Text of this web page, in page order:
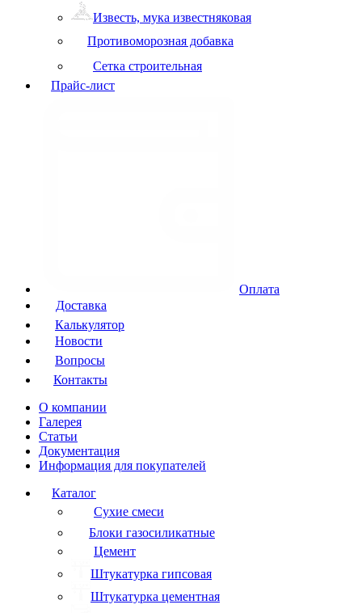
Известь, мука известняковая
Противоморозная добавка
Сетка строительная
Прайс-лист
Оплата
Доставка
Калькулятор
Новости
Вопросы
Контакты
О компании
Галерея
Статьи
Документация
Информация для покупателей
Каталог
Сухие смеси
Блоки газосиликатные
Цемент
Штукатурка гипсовая
Штукатурка цементная